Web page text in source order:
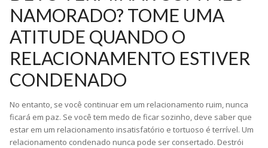
NAMORADO? TOME UMA
ATITUDE QUANDO O
RELACIONAMENTO ESTIVER
CONDENADO
No entanto, se você continuar em um relacionamento ruim, nunca
ficará em paz. Se você tem medo de ficar sozinho, deve saber que
estar em um relacionamento insatisfatório e tortuoso é terrível. Um
relacionamento condenado nunca pode ser consertado. Destrói